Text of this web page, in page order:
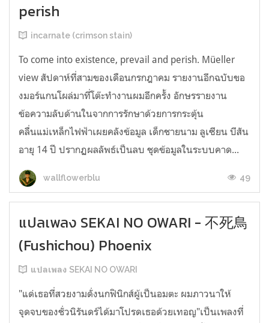
perish
incarnate (crimson stain)
To come into existence, prevail and perish. Müeller
view สัปดาห์ที่สามของเดือนกรกฎาคม รายงานอีกฉบับขอ
งมอร์แกนโผล่มาที่โต๊ะทำงานผมอีกครั้ง อักษรรายงาน
ข้อความลับด้านในจากการรักษาด้วยการกระตุ้น
คลื่นแม่เหล็กไฟฟ้าเผยคลังข้อมูล เด็กชายนาม ลูเซียน บีสัน
อายุ 14 ปี ปรากฏผลลัพธ์เป็นลบ ชุดข้อมูลในระบบคาด...
wallflowerblu 49
แปลเพลง SEKAI NO OWARI - 不死鳥
(Fushichou) Phoenix
แปลเพลง SEKAI NO OWARI
"แด่เธอที่สวยงามดั่งนกฟินิกส์ผู้เป็นอมตะ ผมภาวนาให้
จุดจบของชั่วนิรันดร์ได้มาโปรดเธอด้วยเทอญ"เป็นเพลงที่